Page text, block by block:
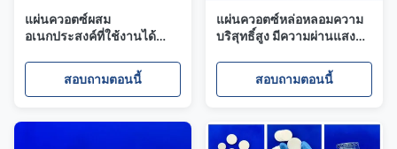
แผ่นควอตซ์ผสม
อเนกประสงค์ที่ใช้งานได้
แวดล้อมวัสดุที่ไม่เป็น
อันตรายสอบถามตอนนี้
แผ่นควอตซ์หล่อหลอมความ
บริสุทธิ์สูง มีความผ่านแสง
1150°C และความหนาแน่น
2.2g/cm3สอบถามตอนนี้